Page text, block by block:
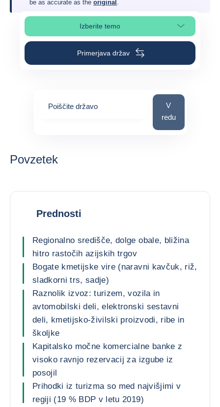
be as accurate as the original .
Izberite temo
Izberite poglavje strani
Primerjava držav
Poiščite državo Poiščite državo
V
redu
Povzetek
Prednosti
Regionalno središče, dolge obale, bližina
hitro rastočih azijskih trgov
Bogate kmetijske vire (naravni kavčuk, riž,
sladkorni trs, sadje)
Raznolik izvoz: turizem, vozila in
avtomobilski deli, elektronski sestavni
deli, kmetijsko-živilski proizvodi, ribe in
školjke
Kapitalsko močne komercialne banke z
visoko ravnjo rezervacij za izgube iz
posojil
Prihodki iz turizma so med najvišjimi v
regiji (19 % BDP v letu 2019)